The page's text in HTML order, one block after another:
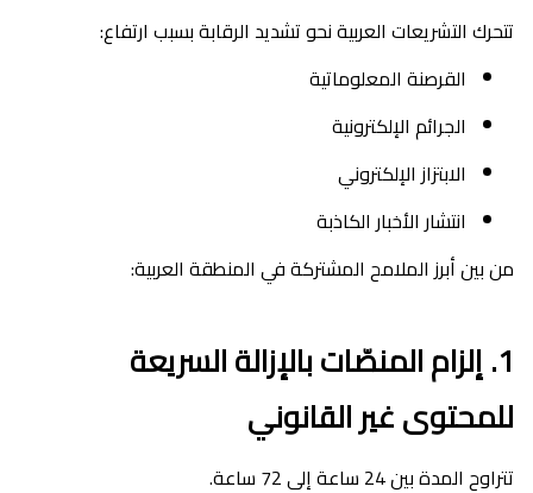
تتحرك التشريعات العربية نحو تشديد الرقابة بسبب ارتفاع:
القرصنة المعلوماتية
الجرائم الإلكترونية
الابتزاز الإلكتروني
انتشار الأخبار الكاذبة
من بين أبرز الملامح المشتركة في المنطقة العربية:
1. إلزام المنصّات بالإزالة السريعة
للمحتوى غير القانوني
تتراوح المدة بين 24 ساعة إلى 72 ساعة.